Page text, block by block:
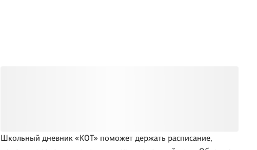
Школьный дневник «КОТ» поможет держать расписание,